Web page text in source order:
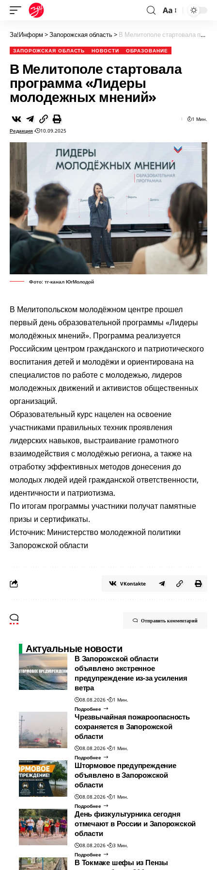
Aa
За!Информ >Запорожская область> В Мелитополе стартовала программа «Лидеры молодежных мнений»
ЗАПОРОЖСКАЯ ОБЛАСТЬ НОВОСТИ ОБРАЗОВАНИЕ
В Мелитополе стартовала
программа «Лидеры
молодежных мнений»
Редакция 10.09.2025
1 Мин.
Фото: тг-канал ЮгМолодой
В Мелитопольском молодёжном центре прошел
первый день образовательной программы «Лидеры
молодёжных мнений». Программа реализуется
Российским центром гражданского и патриотического
воспитания детей и молодёжи и ориентирована на
специалистов по работе с молодежью, лидеров
молодежных движений и активистов общественных
организаций.
Образовательный курс нацелен на освоение
участниками правильных техник проявления
лидерских навыков, выстраивание грамотного
взаимодействия с молодёжью региона, а также на
отработку эффективных методов донесения до
молодых людей идей гражданской ответственности,
идентичности и патриотизма.
По итогам программы участники получат памятные
призы и сертификаты.
Источник: Министерство молодежной политики
Запорожской области
VKontakte
Отправить комментарий
Актуальные новости
В Запорожской области
объявлено экстренное
предупреждение из-за усиления
ветра
08.08.2026
1 Мин.
Подробнее
Чрезвычайная пожароопасность
сохраняется в Запорожской
области
08.08.2026
1 Мин.
Подробнее
Штормовое предупреждение
объявлено в Запорожской
области
08.08.2026
1 Мин.
Подробнее
День физкультурника сегодня
отмечают в России и Запорожской
области
08.08.2026
3 Мин.
Подробнее
В Токмаке шефы из Пензы